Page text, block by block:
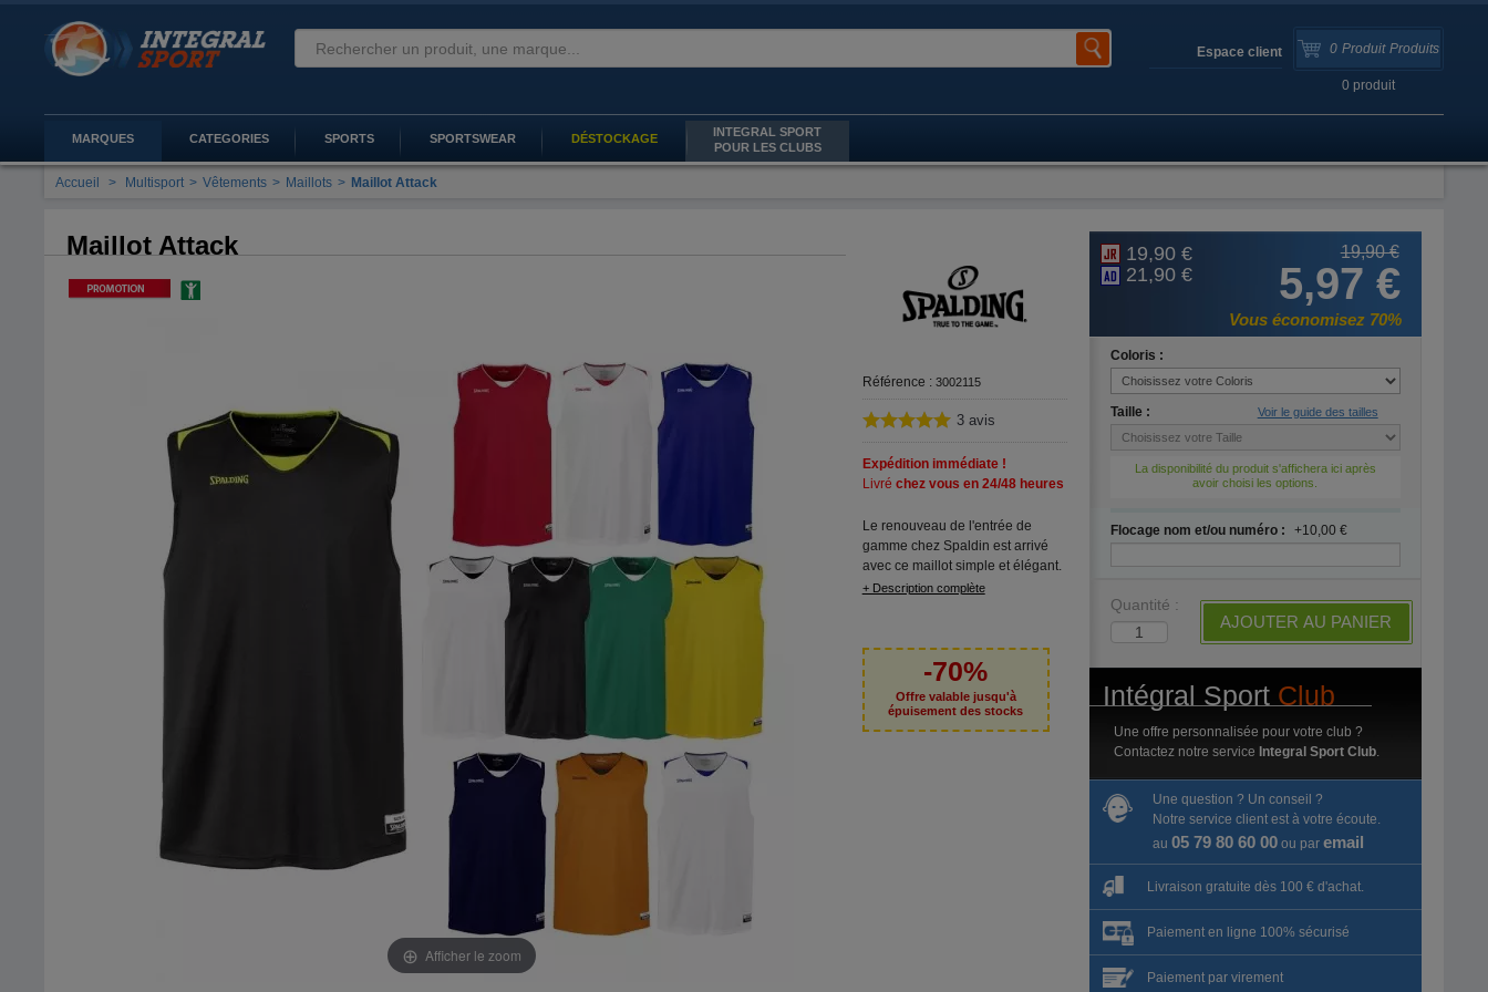
0 Produit Produits
0 produit
Espace client
MARQUES CATEGORIES SPORTS SPORTSWEAR DÉSTOCKAGE
INTEGRAL SPORT
POUR LES CLUBS
Accueil > Multisport > Vêtements > Maillots > Maillot Attack
Maillot Attack
Afficher le zoom
Référence : 3002115
3 avis
Expédition immédiate !
Livré chez vous en 24/48 heures
Le renouveau de l'entrée de
gamme chez Spaldin est arrivé
avec ce maillot simple et élégant.
+ Description complète
-70%
Offre valable jusqu'à
épuisement des stocks
19,90 €
21,90 €
19,90 €
5,97 €
Vous économisez 70%
Coloris :
Taille : Voir le guide des tailles
La disponibilité du produit s'affichera ici après
avoir choisi les options.
Flocage nom et/ou numéro : +10,00 €
Quantité :
AJOUTER AU PANIER
Intégral Sport Club
Une offre personnalisée pour votre club ?
Contactez notre service Integral Sport Club.
Une question ? Un conseil ?
Notre service client est à votre écoute.
au 05 79 80 60 00ou par email
Livraison gratuite dès 100 € d'achat.
Paiement en ligne 100% sécurisé
Paiement par virement